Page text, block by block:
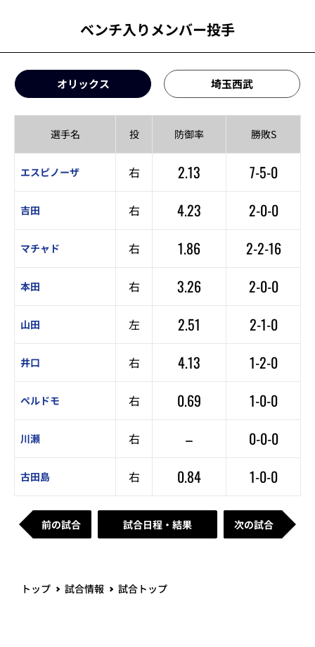
ベンチ入りメンバー投手
オリックス 埼玉西武
選手名 投 防御率 勝敗S
エスピノーザ 右 2.13 7-5-0
吉田 右 4.23 2-0-0
マチャド 右 1.86 2-2-16
本田 右 3.26 2-0-0
山田 左 2.51 2-1-0
井口 右 4.13 1-2-0
ペルドモ 右 0.69 1-0-0
川瀬 右 – 0-0-0
古田島 右 0.84 1-0-0
前の試合 試合日程・結果 次の試合
トップ 試合情報 試合トップ